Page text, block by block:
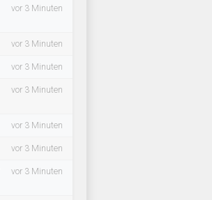
vor 3 Minuten
vor 3 Minuten
vor 3 Minuten
vor 3 Minuten
vor 3 Minuten
vor 3 Minuten
vor 3 Minuten